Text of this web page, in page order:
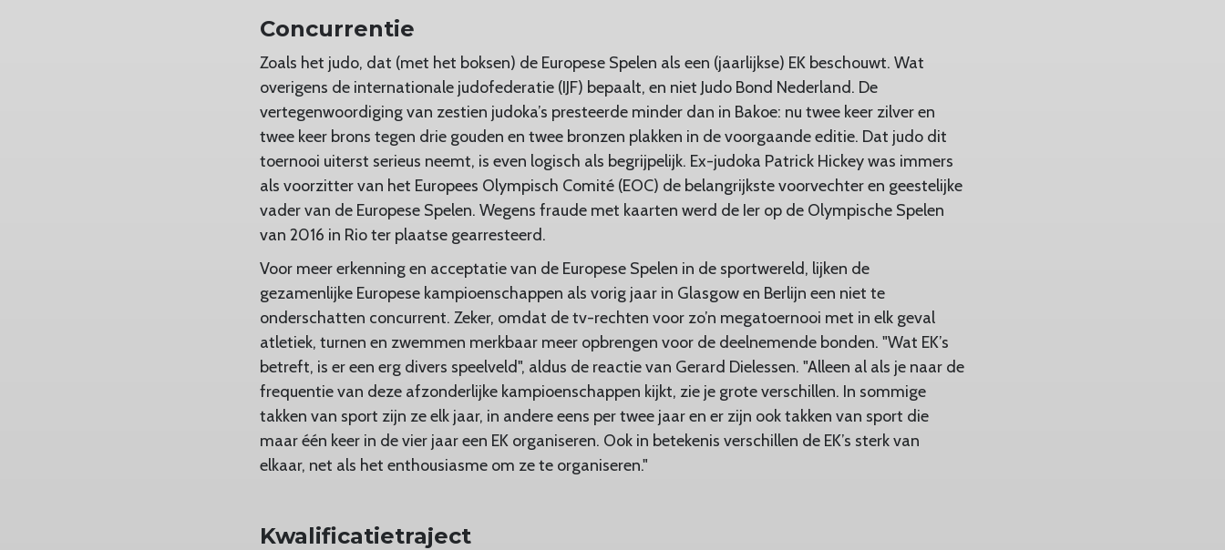
Concurrentie
Zoals het judo, dat (met het boksen) de Europese Spelen als een (jaarlijkse) EK beschouwt. Wat
overigens de internationale judofederatie (IJF) bepaalt, en niet Judo Bond Nederland. De
vertegenwoordiging van zestien judoka’s presteerde minder dan in Bakoe: nu twee keer zilver en
twee keer brons tegen drie gouden en twee bronzen plakken in de voorgaande editie. Dat judo dit
toernooi uiterst serieus neemt, is even logisch als begrijpelijk. Ex-judoka Patrick Hickey was immers
als voorzitter van het Europees Olympisch Comité (EOC) de belangrijkste voorvechter en geestelijke
vader van de Europese Spelen. Wegens fraude met kaarten werd de Ier op de Olympische Spelen
van 2016 in Rio ter plaatse gearresteerd.
Voor meer erkenning en acceptatie van de Europese Spelen in de sportwereld, lijken de
gezamenlijke Europese kampioenschappen als vorig jaar in Glasgow en Berlijn een niet te
onderschatten concurrent. Zeker, omdat de tv-rechten voor zo’n megatoernooi met in elk geval
atletiek, turnen en zwemmen merkbaar meer opbrengen voor de deelnemende bonden. "Wat EK’s
betreft, is er een erg divers speelveld", aldus de reactie van Gerard Dielessen. "Alleen al als je naar de
frequentie van deze afzonderlijke kampioenschappen kijkt, zie je grote verschillen. In sommige
takken van sport zijn ze elk jaar, in andere eens per twee jaar en er zijn ook takken van sport die
maar één keer in de vier jaar een EK organiseren. Ook in betekenis verschillen de EK’s sterk van
elkaar, net als het enthousiasme om ze te organiseren."
Kwalificatietraject